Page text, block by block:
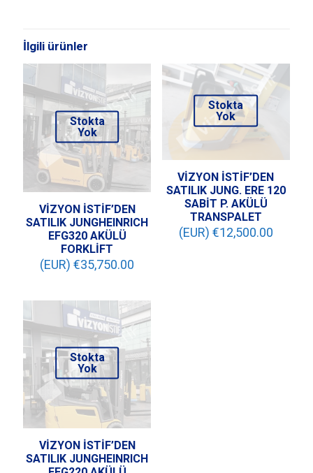
İlgili ürünler
Stokta
Yok
VİZYON İSTİF’DEN
SATILIK JUNGHEINRICH
EFG320 AKÜLÜ
FORKLİFT
(EUR) €35,750.00
Stokta
Yok
VİZYON İSTİF’DEN
SATILIK JUNG. ERE 120
SABİT P. AKÜLÜ
TRANSPALET
(EUR) €12,500.00
Stokta
Yok
VİZYON İSTİF’DEN
SATILIK JUNGHEINRICH